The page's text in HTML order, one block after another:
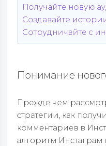
Получайте новую
Создавайте
Сотрудничайте с
Понимание
Прежде чем
стратегии, как
комментариев в
алгоритм